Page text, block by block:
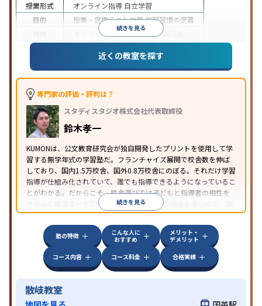
続きを見る
授業形式
オンライン指導 自立学習
目的
授業・定期テスト対策学習習慣の定着
オンライン対応1科目から受講可能
近くの教室を探す
専門家の評価・評判は？
スタディスタジオ株式会社代表取締役
鈴木孝一
KUMONは、公文教育研究会が独自開発したプリントを使用して学
習する無学年式の学習塾だ。フランチャイズ展開で校舎数を伸ば
しており、国内1.5万校舎、国外0.8万校舎にのぼる。それだけ学習
指導が仕組み化されていて、誰でも指導できるようになっているこ
とがわかる。だからこそ、校舎選びでは子どもと指導者の相性を
きちんと確認すべきである。近所に2校舎ある場合も多いので、両
方見学してみることをオススメする。
続きを見る
塾の特徴
こんな人に
おすすめ
メリット・
デメリット
コース内容
コース料金 合格実績
散岐教室